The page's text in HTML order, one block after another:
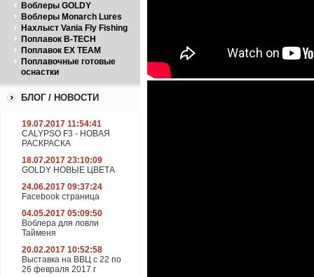
Воблеры GOLDY
Воблеры Monarch Lures
Нахлыст Vania Fly Fishing
Поплавок B-TECH
Поплавок EX TEAM
Поплавочные готовые
оснастки
БЛОГ / НОВОСТИ
19.07.2017 11:54:41
CALYPSO F3 - НОВАЯ
РАСКРАСКА
18.07.2017 23:10:09
GOLDY НОВЫЕ ЦВЕТА
24.06.2017 09:37:24
Facebook страница
04.05.2017 05:09:50
Воблера для ловли
Тайменя
20.02.2017 10:52:58
Выставка на ВВЦ с 22 по
26 февраля 2017 г